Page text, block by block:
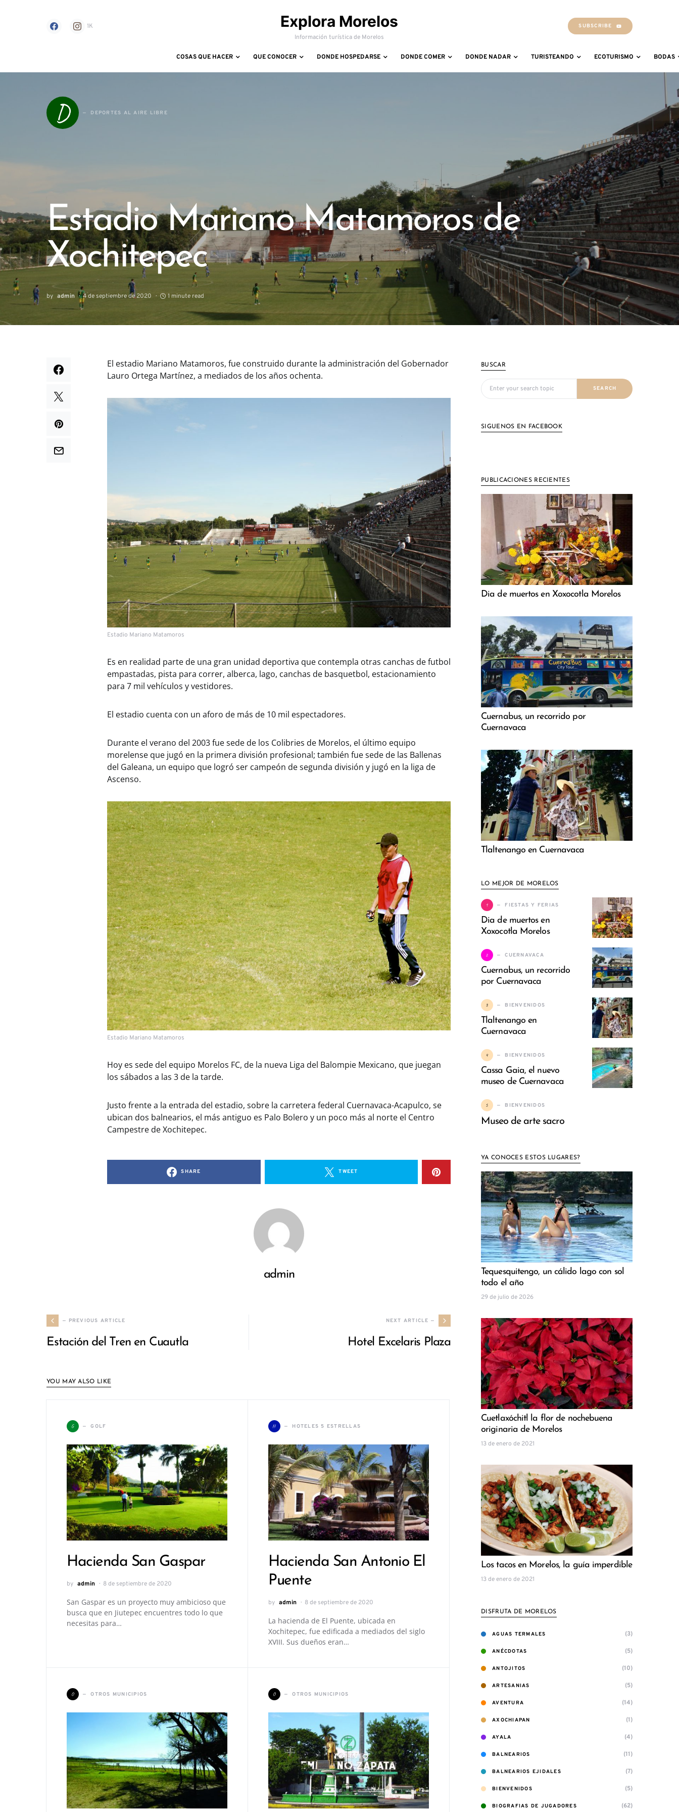
1K Explora Morelos
Información turística de Morelos
SUBSCRIBE
COSAS QUE HACER QUE CONOCER DONDE HOSPEDARSE DONDE COMER DONDE NADAR TURISTEANDO ECOTURISMO BODAS
D DEPORTES AL AIRE LIBRE
Estadio Mariano Matamoros de
Xochitepec
by admin 4 de septiembre de 2020 1 minute read
El estadio Mariano Matamoros, fue construido durante la administración del Gobernador
Lauro Ortega Martínez, a mediados de los años ochenta.
Estadio Mariano Matamoros
Es en realidad parte de una gran unidad deportiva que contempla otras canchas de futbol
empastadas, pista para correr, alberca, lago, canchas de basquetbol, estacionamiento
para 7 mil vehículos y vestidores.
El estadio cuenta con un aforo de más de 10 mil espectadores.
Durante el verano del 2003 fue sede de los Colibries de Morelos, el último equipo
morelense que jugó en la primera división profesional; también fue sede de las Ballenas
del Galeana, un equipo que logró ser campeón de segunda división y jugó en la liga de
Ascenso.
Estadio Mariano Matamoros
Hoy es sede del equipo Morelos FC, de la nueva Liga del Balompie Mexicano, que juegan
los sábados a las 3 de la tarde.
Justo frente a la entrada del estadio, sobre la carretera federal Cuernavaca-Acapulco, se
ubican dos balnearios, el más antiguo es Palo Bolero y un poco más al norte el Centro
Campestre de Xochitepec.
SHARE TWEET
admin
— PREVIOUS ARTICLE
Estación del Tren en Cuautla
NEXT ARTICLE —
Hotel Excelaris Plaza
YOU MAY ALSO LIKE
G GOLF
Hacienda San Gaspar
by admin 8 de septiembre de 2020
San Gaspar es un proyecto muy ambicioso que
busca que en Jiutepec encuentres todo lo que
necesitas para…
H HOTELES 5 ESTRELLAS
Hacienda San Antonio El
Puente
by admin 8 de septiembre de 2020
La hacienda de El Puente, ubicada en
Xochitepec, fue edificada a mediados del siglo
XVIII. Sus dueños eran…
O OTROS MUNICIPIOS O OTROS MUNICIPIOS
BUSCAR
Search for:
SEARCH
SIGUENOS EN FACEBOOK
PUBLICACIONES RECIENTES
Dia de muertos en Xoxocotla Morelos
Cuernabus, un recorrido por
Cuernavaca
Tlaltenango en Cuernavaca
LO MEJOR DE MORELOS
1 FIESTAS Y FERIAS
Dia de muertos en
Xoxocotla Morelos
2 CUERNAVACA
Cuernabus, un recorrido
por Cuernavaca
3 BIENVENIDOS
Tlaltenango en
Cuernavaca
4 BIENVENIDOS
Cassa Gaia, el nuevo
museo de Cuernavaca
5 BIENVENIDOS
Museo de arte sacro
YA CONOCES ESTOS LUGARES?
Tequesquitengo, un cálido lago con sol
todo el año
29 de julio de 2026
Cuetlaxóchitl la flor de nochebuena
originaria de Morelos
13 de enero de 2021
Los tacos en Morelos, la guía imperdible
13 de enero de 2021
DISFRUTA DE MORELOS
AGUAS TERMALES (3)
ANÉCDOTAS (5)
ANTOJITOS (10)
ARTESANIAS (5)
AVENTURA (14)
AXOCHIAPAN (1)
AYALA (4)
BALNEARIOS (11)
BALNEARIOS EJIDALES (7)
BIENVENIDOS (5)
BIOGRAFIAS DE JUGADORES (62)